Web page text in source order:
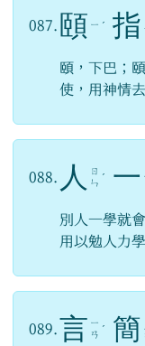
087. 頤 ㄧ ˊ 指
頤，下巴；
使，用神情
088. 人
ㄖ
ㄣ ˊ 一
別人一學就
用以勉人力
089. 言 ㄧ
ㄢ ˊ 簡